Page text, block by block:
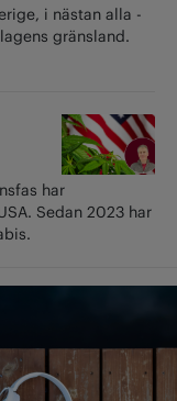
i nästan alla
gränsland.
har
Sedan 2023 har